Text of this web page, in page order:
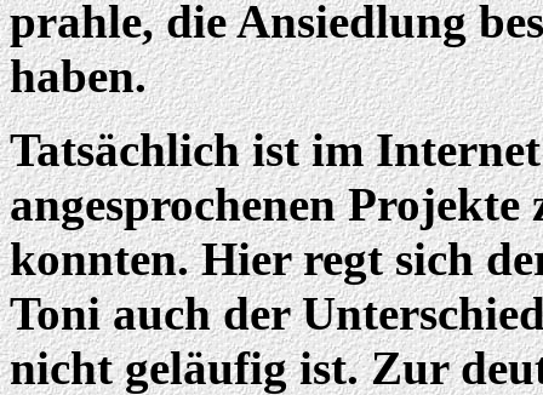
prahle, die Ansiedlung
haben.
Tatsächlich ist im Internet
angesprochenen
konnten. Hier regt sich
Toni auch der
nicht geläufig ist. Zur